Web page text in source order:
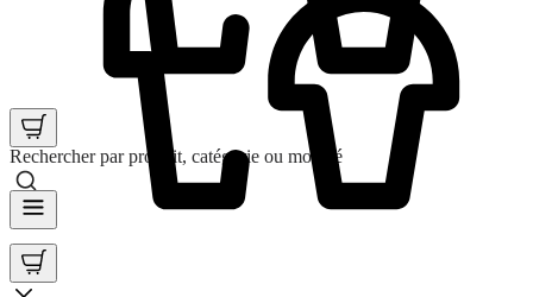
Rechercher par produit, catégorie ou mot clé